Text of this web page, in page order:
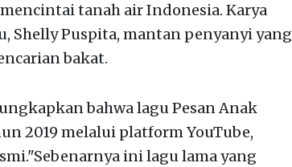
tanah air Indonesia. Karya
Shelly Puspita, mantan penyanyi yang
bakat.
bahwa lagu Pesan Anak
2019 melalui platform YouTube,
ini lagu lama yang